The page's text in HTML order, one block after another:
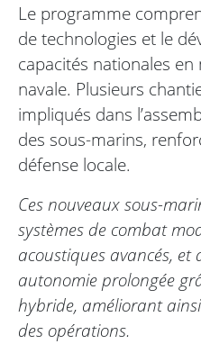
Le programme
de technologies et le
capacités nationales
navale. Plusieurs
impliqués dans
des sous-marins,
défense locale.
Ces nouveaux sous-
systèmes de combat
acoustiques avancés, et
autonomie prolongée
hybride, améliorant
des opérations.